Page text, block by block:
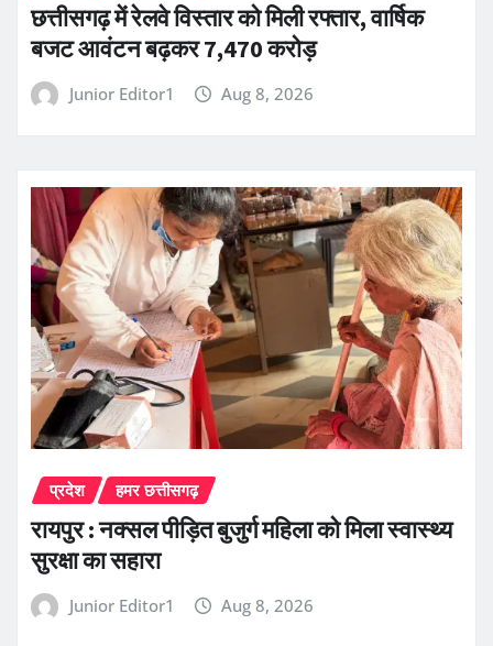
छत्तीसगढ़ में रेलवे विस्तार को मिली रफ्तार, वार्षिक
बजट आवंटन बढ़कर 7,470 करोड़
Junior Editor1 Aug 8, 2026
प्रदेश हमर छत्तीसगढ़
रायपुर : नक्सल पीड़ित बुजुर्ग महिला को मिला स्वास्थ्य
सुरक्षा का सहारा
Junior Editor1 Aug 8, 2026